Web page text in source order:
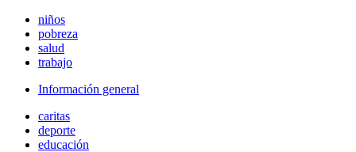
niños
pobreza
salud
trabajo
Información general
caritas
deporte
educación